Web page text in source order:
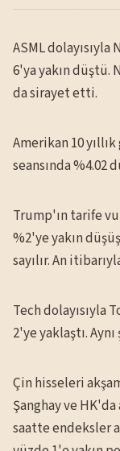
ASML
6'ya yakın düştü.
da sirayet etti.
Amerikan 10
seansında %4.02
Trump'ın tarife
%2'ye yakın
sayılır. An
Tech dolayısıyla
2'ye yaklaştı.
Çin hisseleri
Şanghay ve
saatte endeksler